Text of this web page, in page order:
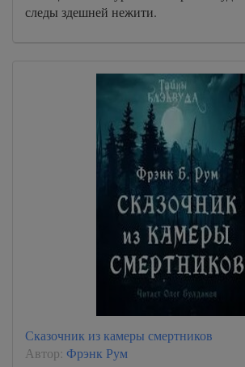
следы здешней нежити.
Сказочник из камеры смертников
Автор: Фрэнк Рум